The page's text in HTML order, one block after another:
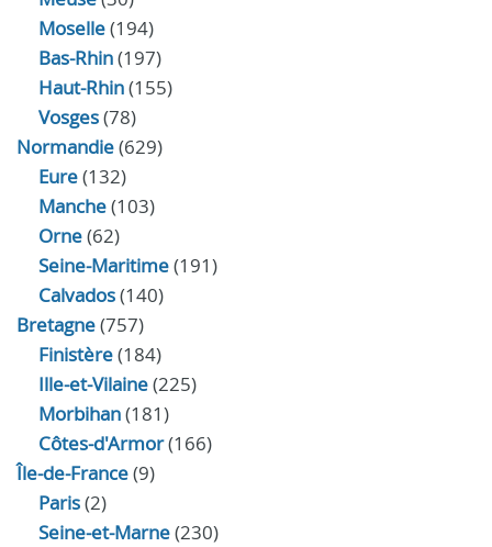
Moselle(194)
Bas-Rhin(197)
Haut-Rhin(155)
Vosges(78)
Normandie(629)
Eure(132)
Manche(103)
Orne(62)
Seine-Maritime(191)
Calvados(140)
Bretagne(757)
Finistère(184)
Ille-et-Vilaine(225)
Morbihan(181)
Côtes-d'Armor(166)
Île-de-France(9)
Paris(2)
Seine-et-Marne(230)